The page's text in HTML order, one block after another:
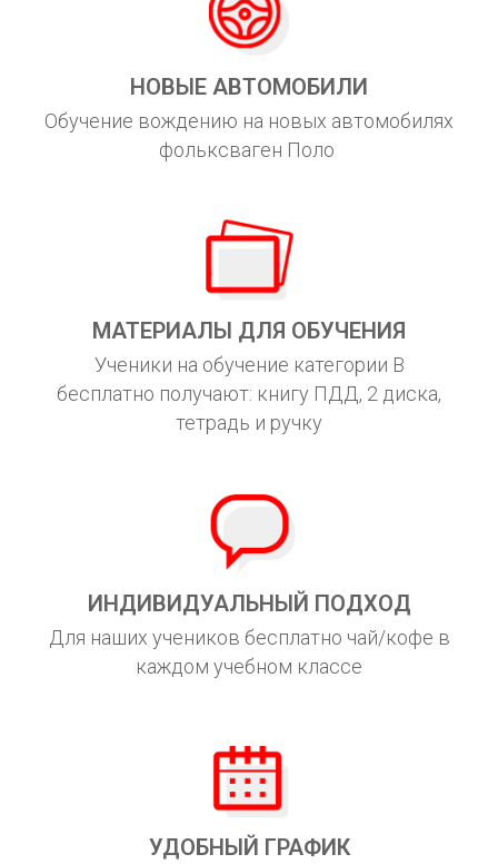
НОВЫЕ АВТОМОБИЛИ
Обучение вождению на новых автомобилях
фольксваген Поло
МАТЕРИАЛЫ ДЛЯ ОБУЧЕНИЯ
Ученики на обучение категории В
бесплатно получают: книгу ПДД, 2 диска,
тетрадь и ручку
ИНДИВИДУАЛЬНЫЙ ПОДХОД
Для наших учеников бесплатно чай/кофе в
каждом учебном классе
УДОБНЫЙ ГРАФИК